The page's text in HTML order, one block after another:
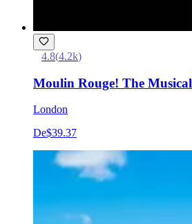
4.8(4.2k)
Moulin Rouge! The Musical
London
De$39.37